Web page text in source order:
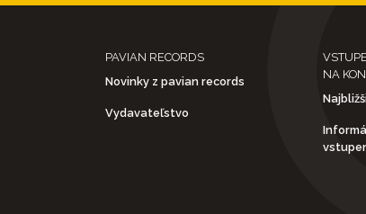
PAVIAN RECORDS
Novinky z pavian records
Vydavateľstvo
NA